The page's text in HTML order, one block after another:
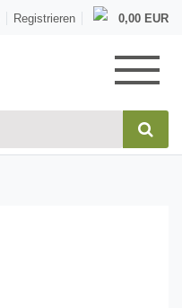
Registrieren 0,00 EUR